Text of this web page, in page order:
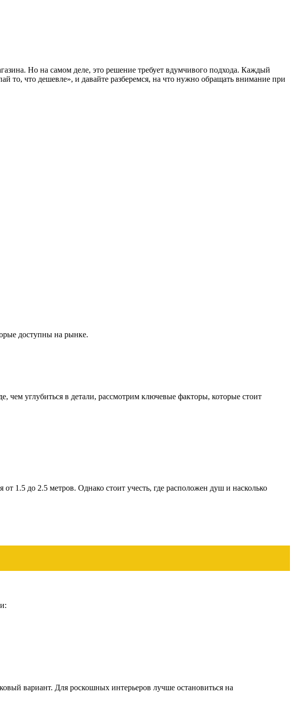
Но на самом деле, это решение требует вдумчивого подхода. Каждый
то, что дешевле», и давайте разберемся, на что нужно обращать внимание при
доступны на рынке.
углубиться в детали, рассмотрим ключевые факторы, которые стоит
1.5 до 2.5 метров. Однако стоит учесть, где расположен душ и насколько
вариант. Для роскошных интерьеров лучше остановиться на